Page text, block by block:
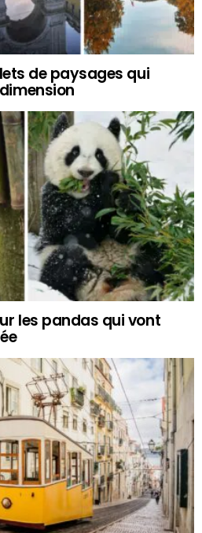
de paysages qui
les pandas qui vont